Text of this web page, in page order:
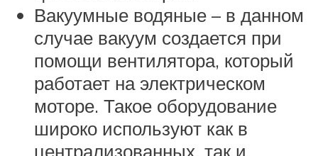
Вакуумные водяные – в данном
случае вакуум создается при
помощи вентилятора, который
работает на электрическом
моторе. Такое оборудование
широко используют как в
централизованных, так и